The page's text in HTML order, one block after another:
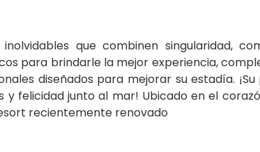
que combinen singularidad,
para brindarle la mejor experiencia,
diseñados para mejorar su estadía.
felicidad junto al mar! Ubicado en el
recientemente renovado